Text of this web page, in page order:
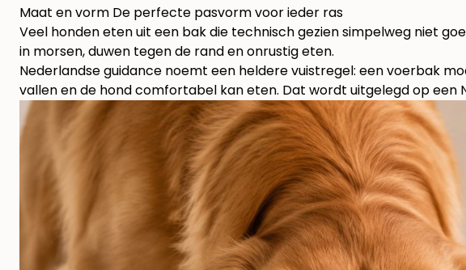
Maat en vorm De perfecte pasvorm voor ieder ras
Veel honden eten uit een bak die technisch gezien simpelweg niet
in morsen, duwen tegen de rand en onrustig eten.
Nederlandse guidance noemt een heldere vuistregel: een voerbak
vallen en de hond comfortabel kan eten. Dat wordt uitgelegd op een